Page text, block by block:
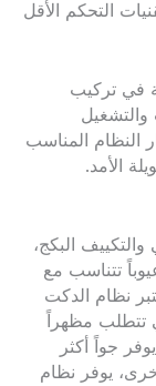
التحكم الأقل
في تركيب
والتشغيل
النظام المناسب
الأمد.
البكج،
تتناسب مع
نظام الدكت
تتطلب مظهراً
جواً أكثر
يوفر نظام